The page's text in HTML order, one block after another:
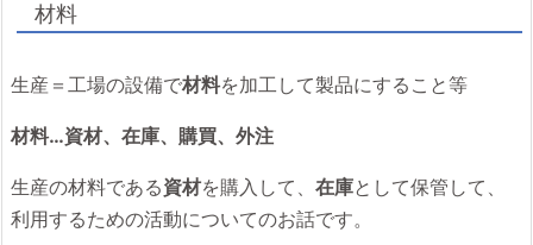
材料
生産＝工場の設備で材料を加工して製品にすること等
材料…資材、在庫、購買、外注
生産の材料である資材を購入して、 在庫として保管して、
利用するための活動についてのお話です。